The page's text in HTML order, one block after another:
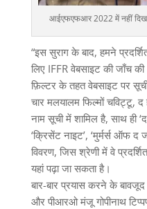
आईएफएफआर 2022 में नहीं
“इस सुराग के बाद, हमने
लिए IFFR वेबसाइट की जाँच की।
फ़िल्टर के तहत वेबसाइट पर
चार मलयालम फिल्मों चविट्टू,
नाम सूची में शामिल है, साथ ही
‘क्रिसेंट नाइट’, ‘मुर्मर्स ऑफ
विवरण, जिस श्रेणी में वे
यहां पढ़ा जा सकता है।
बार-बार प्रयास करने के
और पीआरओ मंजू गोपीनाथ